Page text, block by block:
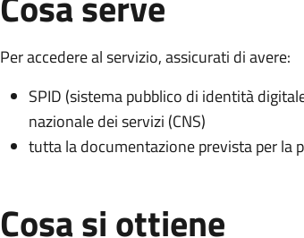
Per accedere al servizio, assicurati di avere:
SPID (sistema pubblico di identità
nazionale dei servizi (CNS)
tutta la documentazione prevista per la
Cosa si ottiene